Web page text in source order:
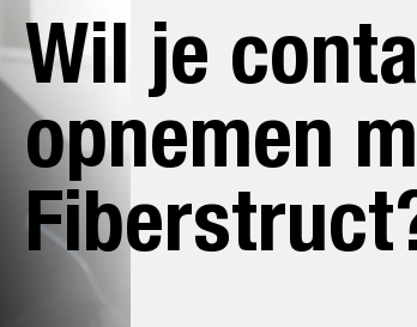
Wil je
opnemen